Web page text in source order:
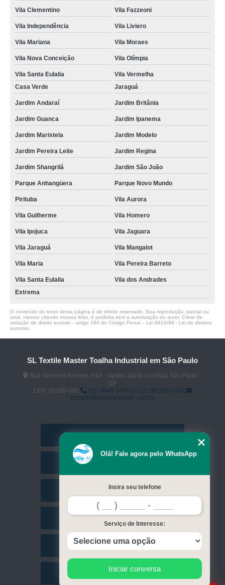
Vila Clementino Vila Fazzeoni
Vila Independência Vila Liviero
Vila Mariana Vila Moraes
Vila Nova Conceição Vila Olímpia
Vila Santa Eulalia
Vila Vermelha
Casa Verde
Jaraguá
Jardim Andaraí Jardim Britânia
Jardim Guanca Jardim Ipanema
Jardim Maristela Jardim Modelo
Jardim Pereira Leite Jardim Regina
Jardim Shangrilá Jardim São João
Parque Anhangüera Parque Novo Mundo
Pirituba Vila Aurora
Vila Guilherme Vila Homero
Vila Ipojuca Vila Jaguara
Vila Jaraguá Vila Mangalot
Vila Maria Vila Pereira Barreto
Vila Santa Eulalia
Vila dos Andrades
Extrema
O conteúdo do texto desta página é de direito reservado. Sua reprodução, parcial ou
total, mesmo citando nossos links, é proibida sem a autorização do autor. Crime de
violação de direito autoral – artigo 184 do Código Penal – Lei 9610/98 - Lei de direitos
autorais
SL Textile Master Toalha Industrial em São Paulo
Rua Guiomar Novaes, 543 - Jardim Santa Lucrécia São Paulo -
SP
CEP: 05185-000
(11) 3948-1600
(11) 96358-0246
contato@sltextilemaster.com.br
Missão
Contato
Mapa do site
Olá! Fale agora pelo WhatsApp
Insira seu telefone
Serviço de Interesse:
Iniciar conversa